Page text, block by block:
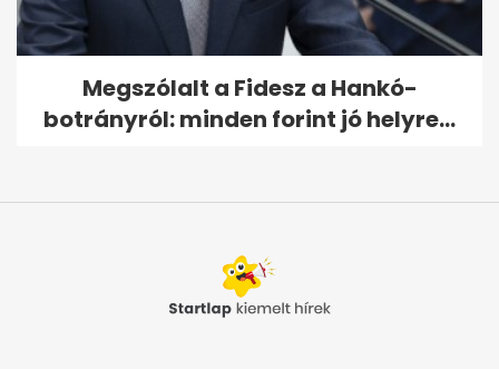
Megszólalt a Fidesz a Hankó-
botrányról: minden forint jó helyre...